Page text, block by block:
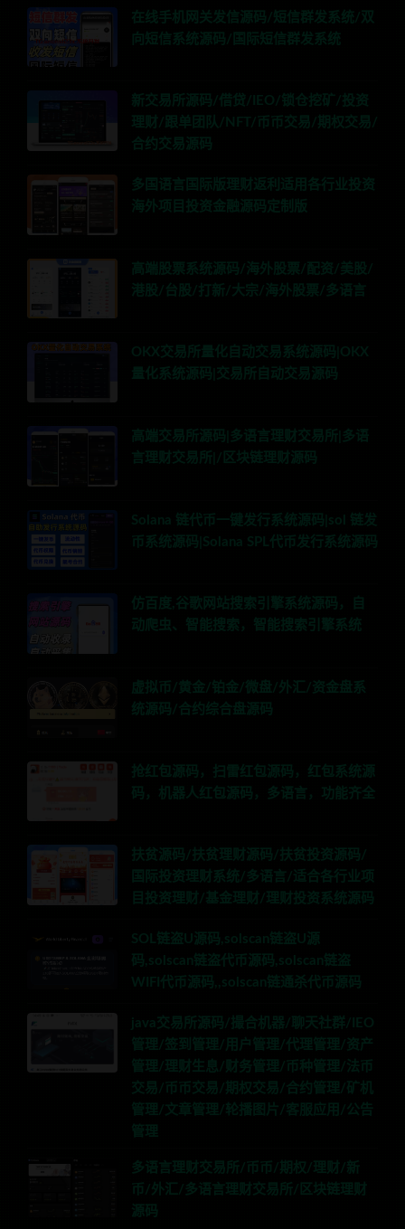
在线手机网关发信源码/短信群发系统/双
向短信系统源码/国际短信群发系统
新交易所源码/借贷/IEO/锁仓挖矿/投资
理财/跟单团队/NFT/币币交易/期权交易/
合约交易源码
多国语言国际版理财返利适用各行业投资
海外项目投资金融源码定制版
高端股票系统源码/海外股票/配资/美股/
港股/台股/打新/大宗/海外股票/多语言
OKX交易所量化自动交易系统源码|OKX
量化系统源码|交易所自动交易源码
高端交易所源码|多语言理财交易所|多语
言理财交易所|/区块链理财源码
Solana 链代币一键发行系统源码|sol 链发
币系统源码|Solana SPL代币发行系统源码
仿百度,谷歌网站搜索引擎系统源码，自
动爬虫、智能搜索，智能搜索引擎系统
虚拟币/黄金/铂金/微盘/外汇/资金盘系
统源码/合约综合盘源码
抢红包源码，扫雷红包源码，红包系统源
码，机器人红包源码，多语言，功能齐全
扶贫源码/扶贫理财源码/扶贫投资源码/
国际投资理财系统/多语言/适合各行业项
目投资理财/基金理财/理财投资系统源码
SOL链盗U源码,solscan链盗U源
码,solscan链盗代币源码,solscan链盗
WIFI代币源码,,solscan链通杀代币源码
java交易所源码/撮合机器/聊天社群/IEO
管理/签到管理/用户管理/代理管理/资产
管理/理财生息/财务管理/币种管理/法币
交易/币币交易/期权交易/合约管理/矿机
管理/文章管理/轮播图片/客服应用/公告
管理
多语言理财交易所/币币/期权/理财/新
币/外汇/多语言理财交易所/区块链理财
源码